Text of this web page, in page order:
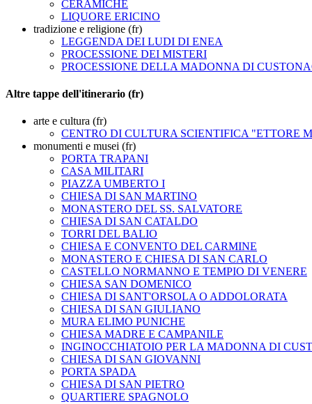
CERAMICHE
LIQUORE ERICINO
tradizione e religione (fr)
LEGGENDA DEI LUDI DI ENEA
PROCESSIONE DEI MISTERI
PROCESSIONE DELLA MADONNA DI
Altre tappe dell'itinerario (fr)
arte e cultura (fr)
CENTRO DI CULTURA SCIENTIFICA "ETTORE
monumenti e musei (fr)
PORTA TRAPANI
CASA MILITARI
PIAZZA UMBERTO I
CHIESA DI SAN MARTINO
MONASTERO DEL SS. SALVATORE
CHIESA DI SAN CATALDO
TORRI DEL BALIO
CHIESA E CONVENTO DEL CARMINE
MONASTERO E CHIESA DI SAN CARLO
CASTELLO NORMANNO E TEMPIO DI VENERE
CHIESA SAN DOMENICO
CHIESA DI SANT'ORSOLA O ADDOLORATA
CHIESA DI SAN GIULIANO
MURA ELIMO PUNICHE
CHIESA MADRE E CAMPANILE
INGINOCCHIATOIO PER LA MADONNA DI
CHIESA DI SAN GIOVANNI
PORTA SPADA
CHIESA DI SAN PIETRO
QUARTIERE SPAGNOLO